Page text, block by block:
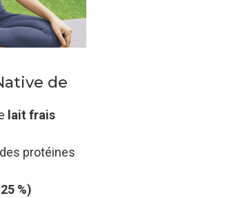
de
lait frais
protéines
%)